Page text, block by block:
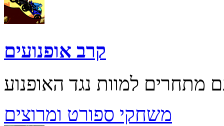
קרב אופנועים
משחקי ספורט ומרוצים